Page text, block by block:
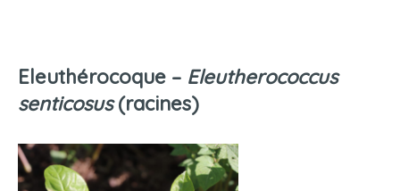
Eleuthérocoque – Eleutherococcus
senticosus(racines)